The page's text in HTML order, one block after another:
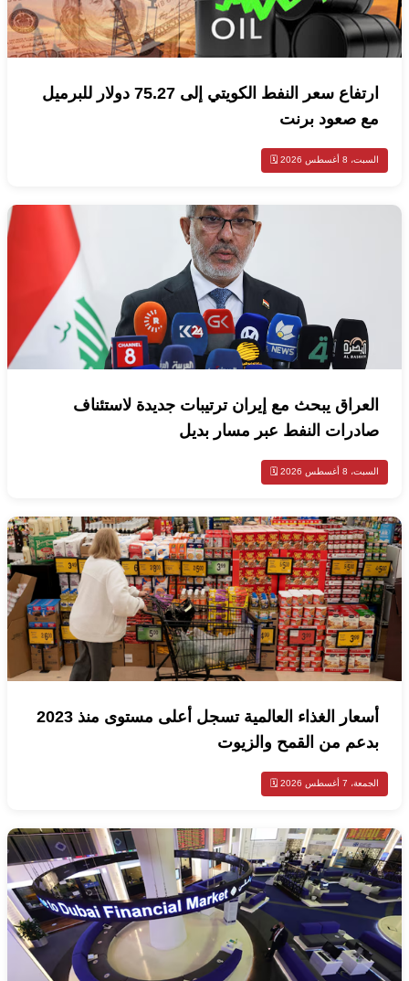
ارتفاع سعر النفط الكويتي إلى 75.27 دولار للبرميل
مع صعود برنت
السبت، 8 أغسطس 2026 🗓️
العراق يبحث مع إيران ترتيبات جديدة لاستئناف
صادرات النفط عبر مسار بديل
السبت، 8 أغسطس 2026 🗓️
أسعار الغذاء العالمية تسجل أعلى مستوى منذ 2023
بدعم من القمح والزيوت
الجمعة، 7 أغسطس 2026 🗓️